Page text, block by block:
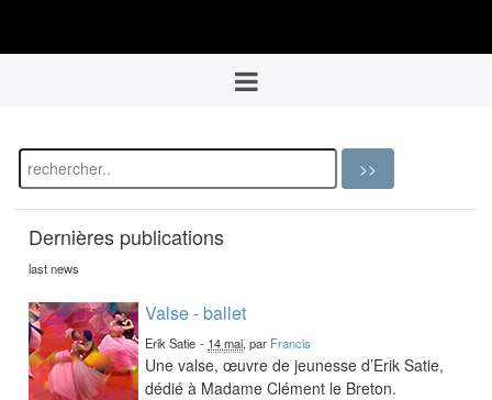
Dernières publications
last news
Valse - ballet
Erik Satie - 14 mai, par Francis
Une valse, œuvre de jeunesse d’Erik Satie,
dédié à Madame Clément le Breton.